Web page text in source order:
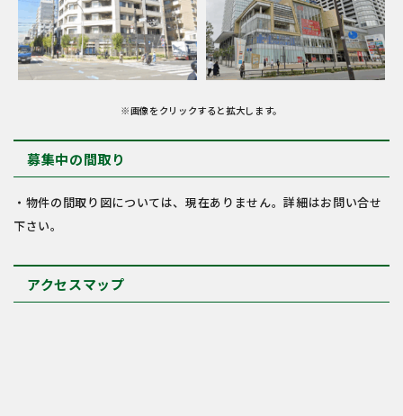
※画像をクリックすると拡大します。
募集中の間取り
・物件の間取り図については、現在ありません。詳細はお問い合せ
下さい。
アクセスマップ